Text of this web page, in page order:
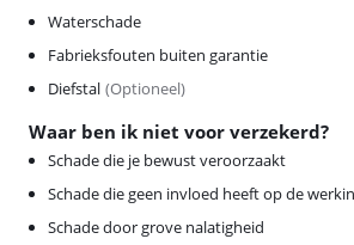
Waterschade
Fabrieksfouten buiten garantie
Diefstal (Optioneel)
Waar ben ik niet voor verzekerd?
Schade die je bewust veroorzaakt
Schade die geen invloed heeft op de
Schade door grove nalatigheid